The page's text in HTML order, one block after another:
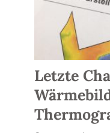
Letzte